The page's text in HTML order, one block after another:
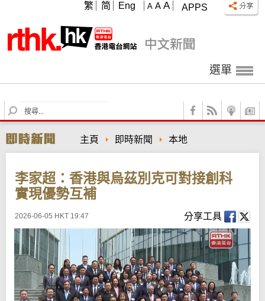
APPS
A A A
繁 简 Eng
選單
S
e
r
c
主頁 即時新聞 本地
李家超：香港與烏茲別克可對接創科
實現優勢互補
2026-06-05 HKT 19:47 分享工具